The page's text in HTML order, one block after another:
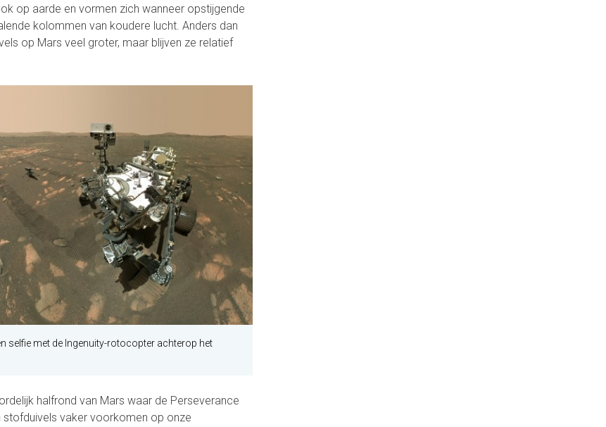
op aarde en vormen zich wanneer opstijgende
kolommen van koudere lucht. Anders dan
op Mars veel groter, maar blijven ze relatief
selfie met de Ingenuity-rotocopter achterop het
halfrond van Mars waar de Perseverance
stofduivels vaker voorkomen op onze